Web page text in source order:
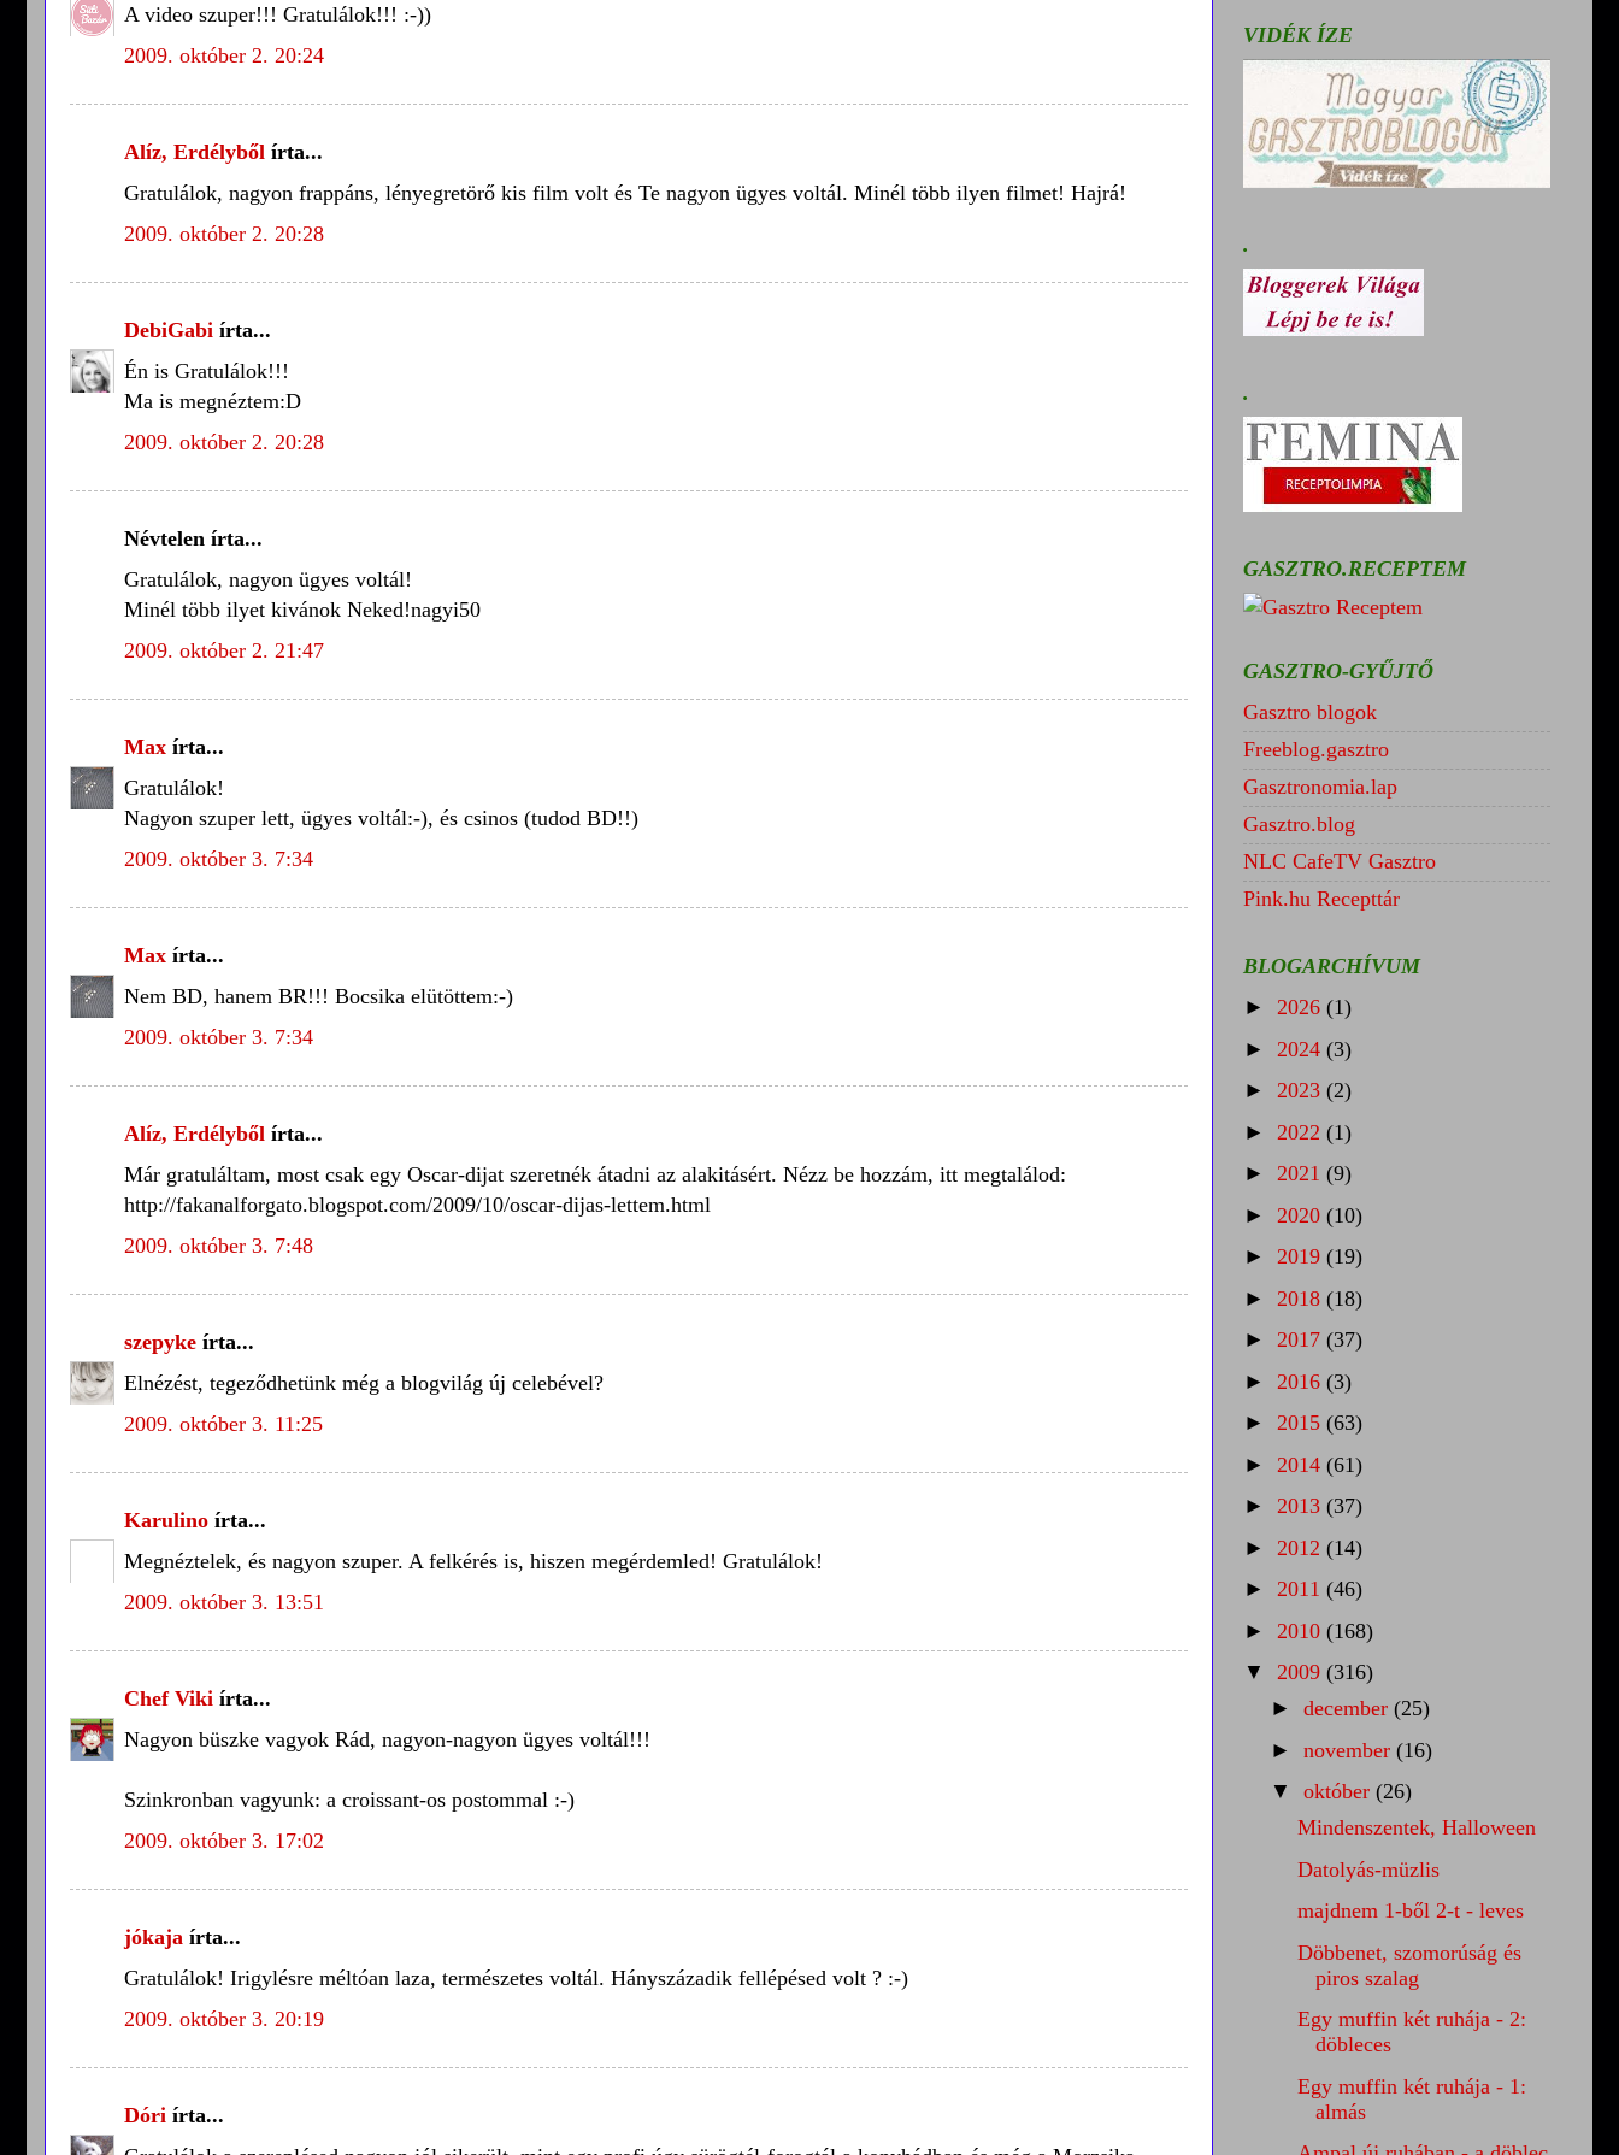
A video szuper!!! Gratulálok!!! :-))
2009. október 2. 20:24
Alíz, Erdélyből írta...
Gratulálok, nagyon frappáns, lényegretörő kis film volt és Te nagyon ügyes voltál. Minél több ilyen filmet! Hajrá!
2009. október 2. 20:28
DebiGabi írta...
Én is Gratulálok!!!
Ma is megnéztem:D
2009. október 2. 20:28
Névtelen írta...
Gratulálok, nagyon ügyes voltál!
Minél több ilyet kivánok Neked!nagyi50
2009. október 2. 21:47
Max írta...
Gratulálok!
Nagyon szuper lett, ügyes voltál:-), és csinos (tudod BD!!)
2009. október 3. 7:34
Max írta...
Nem BD, hanem BR!!! Bocsika elütöttem:-)
2009. október 3. 7:34
Alíz, Erdélyből írta...
Már gratuláltam, most csak egy Oscar-dijat szeretnék átadni az alakitásért. Nézz be hozzám, itt megtalálod:
http://fakanalforgato.blogspot.com/2009/10/oscar-dijas-lettem.html
2009. október 3. 7:48
szepyke írta...
Elnézést, tegeződhetünk még a blogvilág új celebével?
2009. október 3. 11:25
Karulino írta...
Megnéztelek, és nagyon szuper. A felkérés is, hiszen megérdemled! Gratulálok!
2009. október 3. 13:51
Chef Viki írta...
Nagyon büszke vagyok Rád, nagyon-nagyon ügyes voltál!!!
Szinkronban vagyunk: a croissant-os postommal :-)
2009. október 3. 17:02
jókaja írta...
Gratulálok! Irigylésre méltóan laza, természetes voltál. Hányszázadik fellépésed volt ? :-)
2009. október 3. 20:19
Dóri írta...
VIDÉK ÍZE
.
.
GASZTRO.RECEPTEM
GASZTRO-GYŰJTŐ
Gasztro blogok
Freeblog.gasztro
Gasztronomia.lap
Gasztro.blog
NLC CafeTV Gasztro
Pink.hu Recepttár
BLOGARCHÍVUM
► 2026 (1)
► 2024 (3)
► 2023 (2)
► 2022 (1)
► 2021 (9)
► 2020 (10)
► 2019 (19)
► 2018 (18)
► 2017 (37)
► 2016 (3)
► 2015 (63)
► 2014 (61)
► 2013 (37)
► 2012 (14)
► 2011 (46)
► 2010 (168)
▼ 2009 (316)
► december (25)
► november (16)
▼ október (26)
Mindenszentek, Halloween
Datolyás-müzlis
majdnem 1-ből 2-t - leves
Döbbenet, szomorúság és
piros szalag
Egy muffin két ruhája - 2:
döbleces
Egy muffin két ruhája - 1:
almás